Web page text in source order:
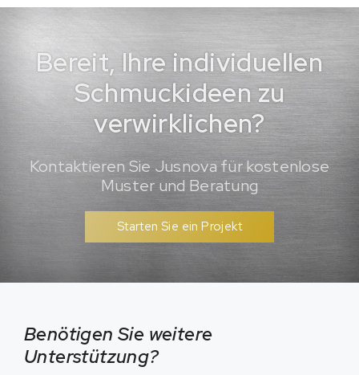
Bereit, Ihre individuellen
Schmuckideen zu
verwirklichen?
Kontaktieren Sie Jusnova für kostenlose
Muster und Beratung
Starten Sie ein Projekt
Benötigen Sie weitere
Unterstützung?